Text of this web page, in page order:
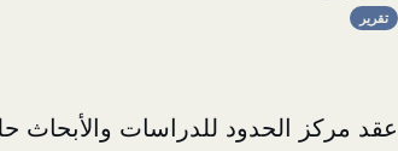
تقرير
عقد مركز الحدود للدراسات والأبحاث